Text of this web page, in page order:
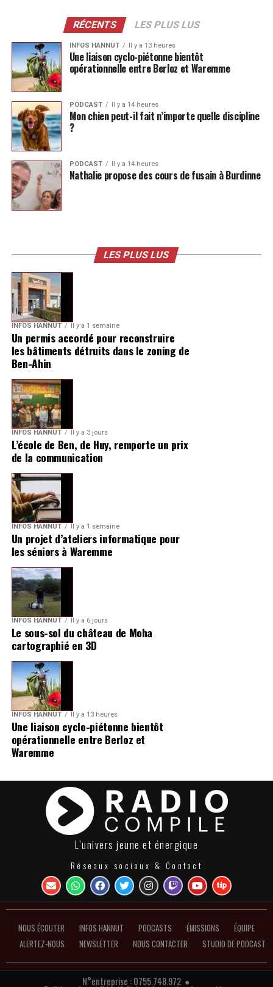
RÉCENTS LES PLUS LUS
INFOS HANNUT Il y a 13 heures
Une liaison cyclo-piétonne bientôt
opérationnelle entre Berloz et Waremme
PODCAST Il y a 14 heures
Mon chien peut-il fait n’importe quelle discipline
?
PODCAST Il y a 14 heures
Nathalie propose des cours de fusain à Burdinne
LES PLUS LUS
INFOS HANNUT Il y a 1 semaine
Un permis accordé pour reconstruire
les bâtiments détruits dans le zoning de
Ben-Ahin
INFOS HANNUT Il y a 3 jours
L’école de Ben, de Huy, remporte un prix
de la communication
INFOS HANNUT Il y a 1 semaine
Un projet d’ateliers informatique pour
les séniors à Waremme
INFOS HANNUT Il y a 6 jours
Le sous-sol du château de Moha
cartographié en 3D
INFOS HANNUT Il y a 13 heures
Une liaison cyclo-piétonne bientôt
opérationnelle entre Berloz et
Waremme
L’univers jeune et énergique
Réseaux sociaux & Contact
NOUS ÉCOUTER INFOS HANNUT PODCASTS ÉMISSIONS
ÉQUIPE
ALERTEZ-NOUS
NEWSLETTER NOUS CONTACTER STUDIO DE PODCAST
N°entreprise : 0755.748.972 ●